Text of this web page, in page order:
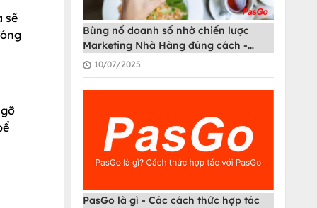
sẽ
Bùng nổ doanh số nhờ chiến lược
Marketing Nhà Hàng đúng cách -
PasGo
10/07/2025
PasGo là gì - Các cách thức hợp tác